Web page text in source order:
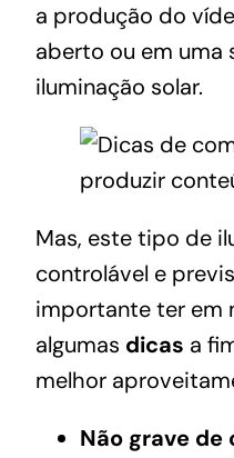
a produção do
aberto ou em uma
iluminação solar.
Mas, este tipo de
controlável e
importante ter em
algumas dicas a
melhor
Não grave de